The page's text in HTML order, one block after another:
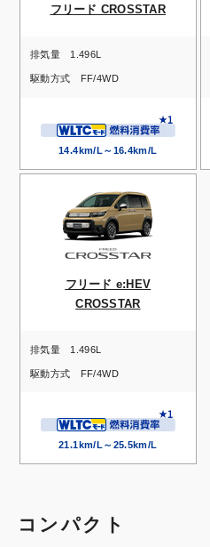
フリード CROSSTAR
排気量 1.496L
駆動方式 FF/4WD
14.4km/L～16.4km/L
フリード e:HEV
CROSSTAR
排気量 1.496L
駆動方式 FF/4WD
21.1km/L～25.5km/L
コンパクト